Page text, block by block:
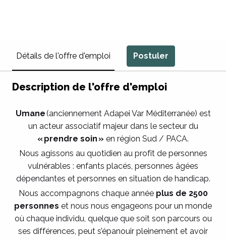
Détails de l'offre d'emploi Postuler
Description de l'offre d'emploi
Umane(anciennement Adapei Var Méditerranée) est
un acteur associatif majeur dans le secteur du
« prendre soin » en région Sud / PACA.
Nous agissons au quotidien au profit de personnes
vulnérables : enfants placés, personnes âgées
dépendantes et personnes en situation de handicap.
Nous accompagnons chaque année plus de 2500
personnes et nous nous engageons pour un monde
où chaque individu, quelque que soit son parcours ou
ses différences, peut s’épanouir pleinement et avoir